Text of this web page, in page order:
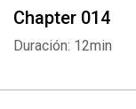
Chapter 014
Duración: 12min